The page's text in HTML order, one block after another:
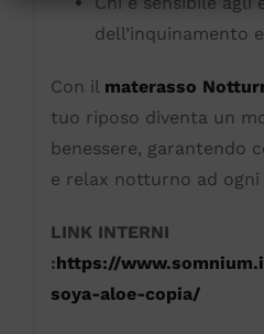
dell’inquinamento
Con il materasso
tuo riposo diventa un
benessere, garantendo
e relax notturno ad ogni
LINK INTERNI
:https://
soya-aloe-copia/